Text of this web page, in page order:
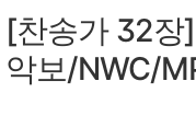
[찬송가 32장
악보/NWC/